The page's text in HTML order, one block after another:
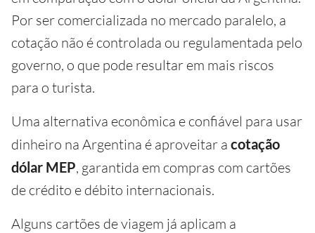
Por ser comercializada no mercado paralelo, a
cotação não é controlada ou regulamentada pelo
governo, o que pode resultar em mais riscos
para o turista.
Uma alternativa econômica e confiável para usar
dinheiro na Argentina é aproveitar a cotação
dólar MEP, garantida em compras com cartões
de crédito e débito internacionais.
Alguns cartões de viagem já aplicam a